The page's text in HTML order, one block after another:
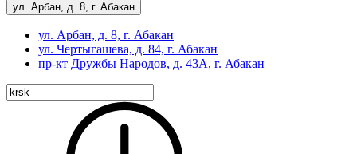
ул. Арбан, д. 8, г. Абакан
ул. Арбан, д. 8, г. Абакан
ул. Чертыгашева, д. 84, г. Абакан
пр-кт Дружбы Народов, д. 43А, г. Абакан